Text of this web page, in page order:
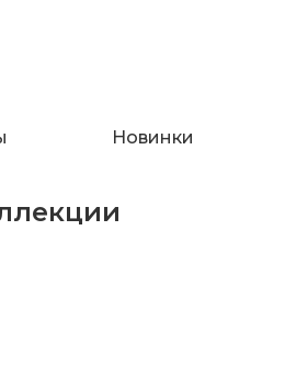
Новинки